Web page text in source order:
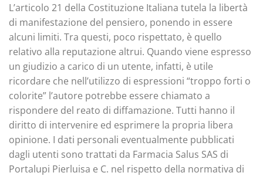
L’articolo 21 della Costituzione Italiana tutela la libertà
di manifestazione del pensiero, ponendo in essere
alcuni limiti. Tra questi, poco rispettato, è quello
relativo alla reputazione altrui. Quando viene espresso
un giudizio a carico di un utente, infatti, è utile
ricordare che nell’utilizzo di espressioni “troppo forti o
colorite” l’autore potrebbe essere chiamato a
rispondere del reato di diffamazione. Tutti hanno il
diritto di intervenire ed esprimere la propria libera
opinione. I dati personali eventualmente pubblicati
dagli utenti sono trattati da Farmacia Salus SAS di
Portalupi Pierluisa e C. nel rispetto della normativa di